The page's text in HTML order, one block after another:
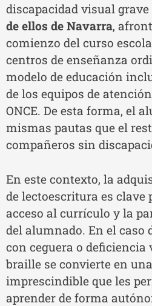
discapacidad visual grave
de ellos de Navarra,
comienzo del curso
centros de enseñanza
modelo de educación
de los equipos de
ONCE. De esta forma, el
mismas pautas que el
compañeros sin
En este contexto, la
de lectoescritura es clave
acceso al currículo y la
del alumnado. En el caso
con ceguera o deficiencia
braille se convierte en
imprescindible que les
aprender de forma